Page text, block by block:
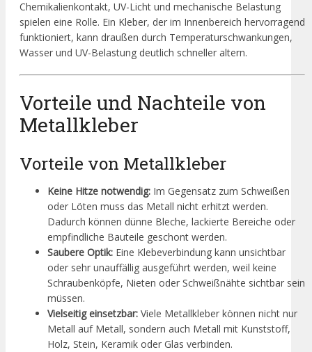
Chemikalienkontakt, UV-Licht und mechanische Belastung
spielen eine Rolle. Ein Kleber, der im Innenbereich hervorragend
funktioniert, kann draußen durch Temperaturschwankungen,
Wasser und UV-Belastung deutlich schneller altern.
Vorteile und Nachteile von
Metallkleber
Vorteile von Metallkleber
Keine Hitze notwendig: Im Gegensatz zum Schweißen
oder Löten muss das Metall nicht erhitzt werden.
Dadurch können dünne Bleche, lackierte Bereiche oder
empfindliche Bauteile geschont werden.
Saubere Optik: Eine Klebeverbindung kann unsichtbar
oder sehr unauffällig ausgeführt werden, weil keine
Schraubenköpfe, Nieten oder Schweißnähte sichtbar sein
müssen.
Vielseitig einsetzbar: Viele Metallkleber können nicht nur
Metall auf Metall, sondern auch Metall mit Kunststoff,
Holz, Stein, Keramik oder Glas verbinden.